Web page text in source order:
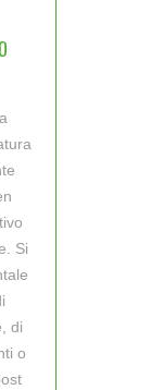
Si
di
o